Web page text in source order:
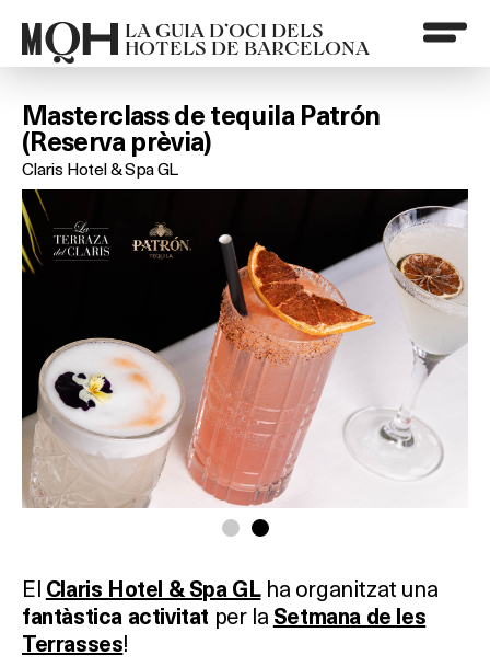
LA GUIA D’OCI DELS
HOTELS DE BARCELONA
Masterclass de tequila Patrón
(Reserva prèvia)
Claris Hotel & Spa GL
El Claris Hotel & Spa GLha organitzat una
fantàstica activitat per la Setmana de les
Terrasses!